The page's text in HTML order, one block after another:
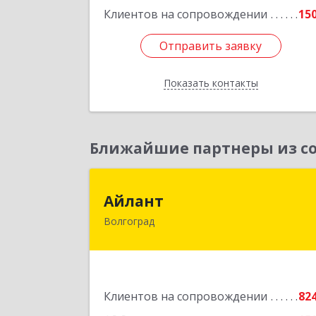
Клиентов на сопровождении
Отправить заявку
Показать контакты
Отправить заявку
Назад
Ближайшие партнеры из
Айлант
Волгоград
Клиентов на сопровождении
400001, Волгоградская обл, Волгоград